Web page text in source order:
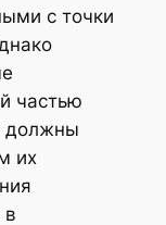
с точки
частью
должны
их
в